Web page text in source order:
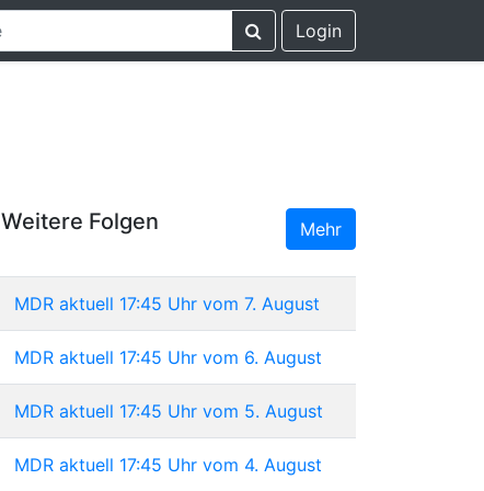
Login
Weitere Folgen Mehr
MDR aktuell 17:45 Uhr vom 7. August
MDR aktuell 17:45 Uhr vom 6. August
MDR aktuell 17:45 Uhr vom 5. August
MDR aktuell 17:45 Uhr vom 4. August